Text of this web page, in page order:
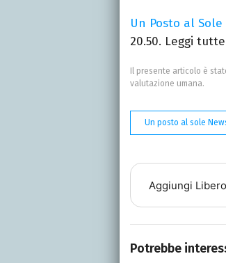
Un Posto al Sole
20.50. Leggi
Il presente articolo è
valutazione umana.
Un posto al sole
Aggiungi
Potrebbe